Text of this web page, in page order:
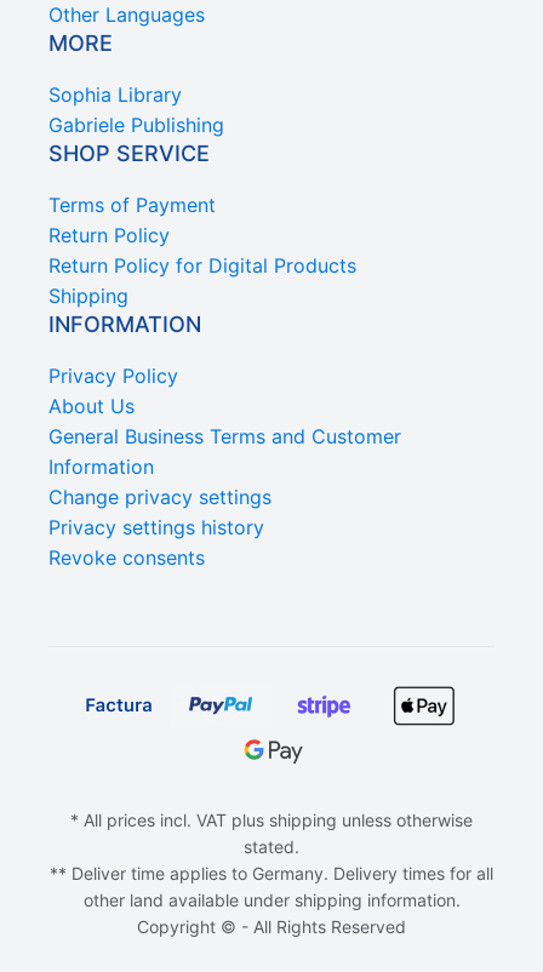
Other Languages
MORE
Sophia Library
Gabriele Publishing
SHOP SERVICE
Terms of Payment
Return Policy
Return Policy for Digital Products
Shipping
INFORMATION
Privacy Policy
About Us
General Business Terms and Customer
Information
Change privacy settings
Privacy settings history
Revoke consents
* All prices incl. VAT plus shipping unless otherwise
stated.
** Deliver time applies to Germany. Delivery times for all
other land available under shipping information.
Copyright © - All Rights Reserved